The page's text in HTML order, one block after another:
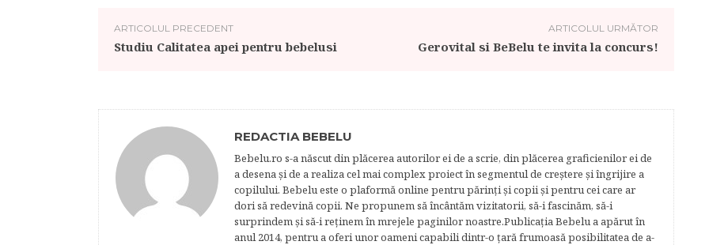
ARTICOLUL PRECEDENT
Studiu Calitatea apei pentru bebelusi
ARTICOLUL URMĂTOR
Gerovital si BeBelu te invita la concurs!
REDACTIA BEBELU
Bebelu.ro s-a născut din plăcerea autorilor ei de a scrie, din plăcerea graficienilor ei de
a desena şi de a realiza cel mai complex proiect în segmentul de creştere şi îngrijire a
copilului. Bebelu este o plaformă online pentru părinţi şi copii şi pentru cei care ar
dori să redevină copii. Ne propunem să încântăm vizitatorii, să-i fascinăm, să-i
surprindem şi să-i reţinem în mrejele paginilor noastre.​ Publicația Bebelu a apărut în
anul 2014, pentru a oferi unor oameni capabili dintr-o ţară frumoasă posibilitatea de a-